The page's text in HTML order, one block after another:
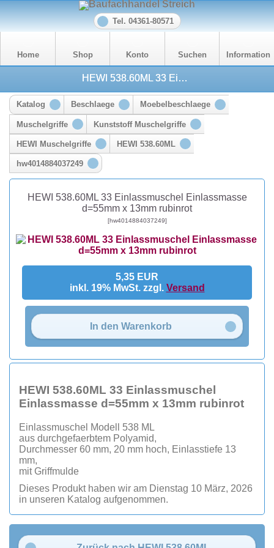
Tel. 04361-80571
Home Shop Konto Suchen Information
HEWI 538.60ML 33 Einlassmuschel Einlassmasse d=55mm x 13mm rubinrot
Katalog Beschlaege Moebelbeschlaege
Muschelgriffe Kunststoff Muschelgriffe
HEWI Muschelgriffe HEWI 538.60ML
hw4014884037249
HEWI 538.60ML 33 Einlassmuschel Einlassmasse
d=55mm x 13mm rubinrot
[hw4014884037249]
5,35 EUR
inkl. 19% MwSt. zzgl. Versand
In den Warenkorb
HEWI 538.60ML 33 Einlassmuschel
Einlassmasse d=55mm x 13mm rubinrot
Einlassmuschel Modell 538 ML
aus durchgefaerbtem Polyamid,
Durchmesser 60 mm, 20 mm hoch, Einlasstiefe 13
mm,
mit Griffmulde
Dieses Produkt haben wir am Dienstag 10 März, 2026
in unseren Katalog aufgenommen.